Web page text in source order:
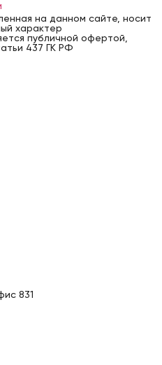
на данном сайте, носит
характер
публичной офертой,
437 ГК РФ
831